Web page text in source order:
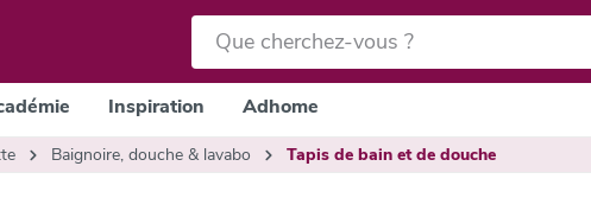
principale
Inspiration Adhome
Baignoire, douche & lavabo Tapis de bain et de douche